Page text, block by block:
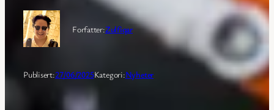
Forfatter:Zulfiqar
Publisert:27/06/2025Kategori:Nyheter